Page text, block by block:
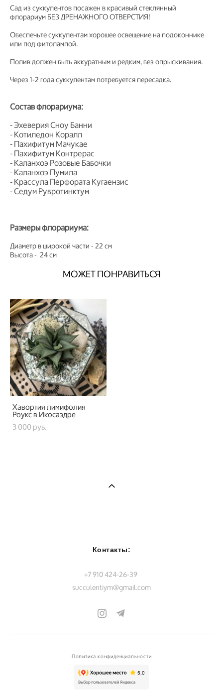
Сад из суккулентов посажен в красивый стеклянный
флорариум БЕЗ ДРЕНАЖНОГО ОТВЕРСТИЯ!
Обеспечьте суккулентам хорошее освещение на подоконнике
или под фитолампой.
Полив должен быть аккуратным и редким, без опрыскивания.
Через 1-2 года суккулентам потребуется пересадка.
Состав флорариума:
- Эхеверия Сноу Банни
- Котиледон Коралл
- Пахифитум Мачукае
- Пахифитум Контрерас
- Каланхоэ Розовые Бабочки
- Каланхоэ Пумила
- Крассула Перфората Кугаензис
- Седум Рубротинктум
Размеры флорариума:
Диаметр в широкой части - 22 см
Высота - 24 см
МОЖЕТ ПОНРАВИТЬСЯ
Хавортия лимифолия
Роукс в Икосаэдре
3 000 pуб.
Контакты:
+7 910 424-26-39
succulentiym@gmail.com
Политика конфиденциальности